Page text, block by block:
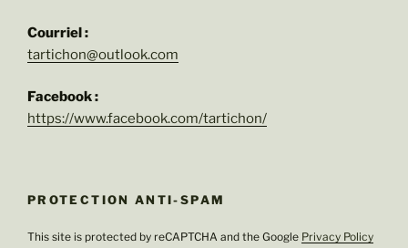
Courriel :
tartichon@outlook.com
Facebook :
https://www.facebook.com/tartichon/
PROTECTION ANTI-SPAM
This site is protected by reCAPTCHA and the Google Privacy Policy